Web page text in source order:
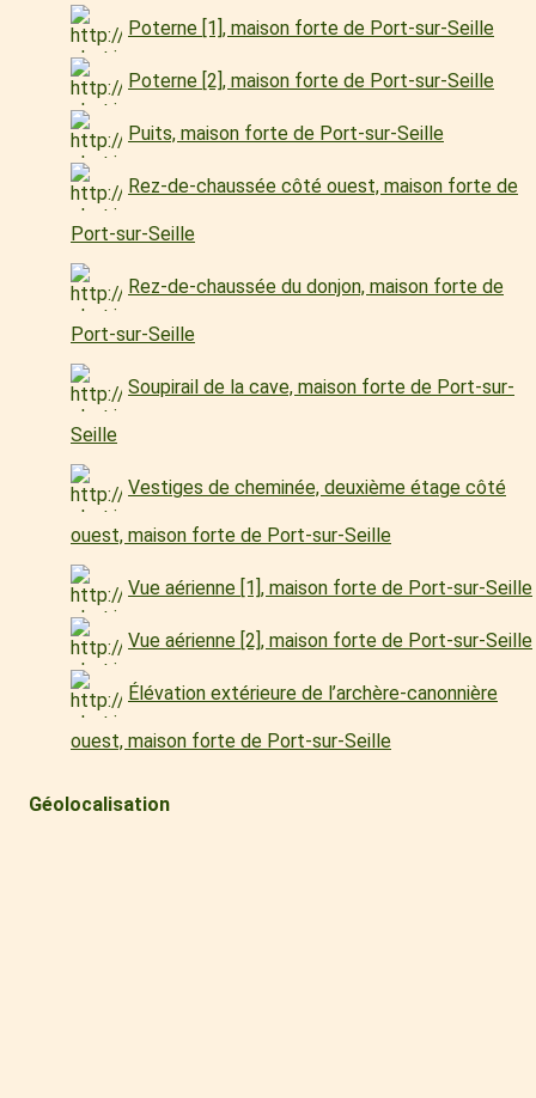
Poterne [1], maison forte de Port-sur-Seille
Poterne [2], maison forte de Port-sur-Seille
Puits, maison forte de Port-sur-Seille
Rez-de-chaussée côté ouest, maison forte de
Port-sur-Seille
Rez-de-chaussée du donjon, maison forte de
Port-sur-Seille
Soupirail de la cave, maison forte de Port-sur-
Seille
Vestiges de cheminée, deuxième étage côté
ouest, maison forte de Port-sur-Seille
Vue aérienne [1], maison forte de Port-sur-Seille
Vue aérienne [2], maison forte de Port-sur-Seille
Élévation extérieure de l’archère-canonnière
ouest, maison forte de Port-sur-Seille
Géolocalisation